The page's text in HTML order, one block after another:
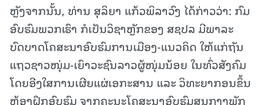
ຫຼັງຈາກນັ້ນ, ທ່ານ ສຸລິຍາ ແກ້ວພິລາວົງ ໄດ້ກ່າວວ່າ: ກົມ
ອົບຮົມພວກເຮົາ ກໍເປັນວິຊາຫຼັກຂອງ ສຊປລ ມີພາລະ
ບົດບາດໂຄສະນາອົບຮົມການເມືອງ-ແນວຄິດ ໃຫ້ແກ່ຖັນ
ແຖວຊາວໜຸ່ມ-ເຍົາວະຊົນລາວຜູ້ໜຸ່ມນ້ອຍ ໃນທົ່ວສັງຄົມ
ໂດຍອີງໃສການເຜີຍແຜ່ເອກະສານ ແລະ ວິທະຍາກອນຂຶ້ນ
ຫ້ອງຝຶກອົບຮົມ ຈາກຄະນະໂຄສະນາອົບຮົມສູນກາງພັກ